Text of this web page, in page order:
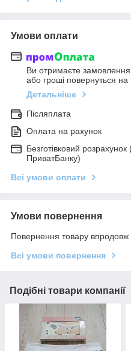
Умови оплати
Ви отримаєте замовлення
або гроші повернуться на
Детальніше
Післяплата
Оплата на рахунок
Безготівковий
ПриватБанку)
Всі умови оплати
Умови повернення
Повернення товару впродовж
Всі умови повернення
Подібні товари компанії